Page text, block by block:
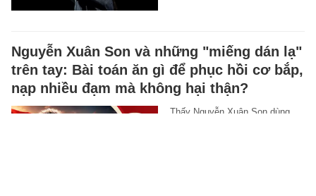
Nguyễn Xuân Son và những "miếng dán lạ"
trên tay: Bài toán ăn gì để phục hồi cơ bắp,
nạp nhiều đạm mà không hại thận?
Thấy Nguyễn Xuân Son dùng